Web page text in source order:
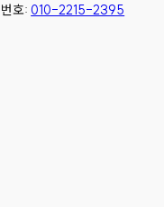
호: 010-2215-2395